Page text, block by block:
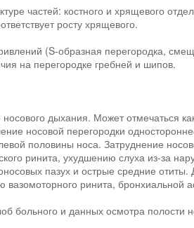
частей: костного и хрящевого
росту хрящевого.
(S-образная перегородка,
на перегородке гребней и шипов.
дыхания. Может отмечаться
носовой перегородки
половины носа. Затруднение
ринита, ухудшению слуха из-за
пазух и острые средние
вазомоторного ринита, бронхиальной
больного и данных осмотра полости